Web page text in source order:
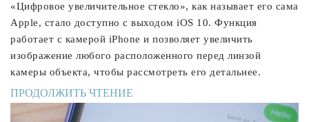
«Цифровое увеличительное стекло», как называет его сама
Apple, стало доступно с выходом iOS 10. Функция
работает с камерой iPhone и позволяет увеличить
изображение любого расположенного перед линзой
камеры объекта, чтобы рассмотреть его детальнее.
ПРОДОЛЖИТЬ ЧТЕНИЕ